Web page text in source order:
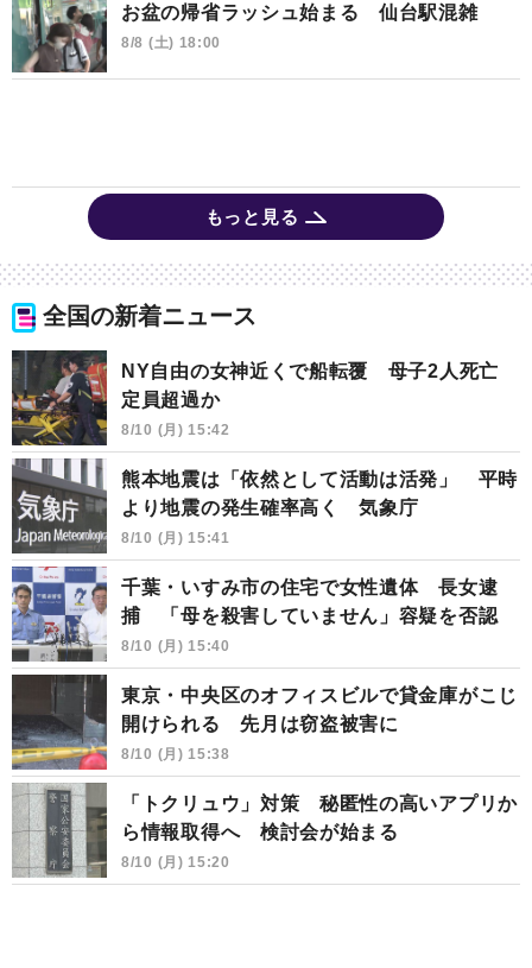
お盆の帰省ラッシュ始まる 仙台駅混雑
8/8 (土) 18:00
もっと見る
全国の新着ニュース
NY自由の女神近くで船転覆 母子2人死亡
定員超過か
8/10 (月) 15:42
熊本地震は「依然として活動は活発」 平時
より地震の発生確率高く 気象庁
8/10 (月) 15:41
千葉・いすみ市の住宅で女性遺体 長女逮
捕 「母を殺害していません」容疑を否認
8/10 (月) 15:40
東京・中央区のオフィスビルで貸金庫がこじ
開けられる 先月は窃盗被害に
8/10 (月) 15:38
「トクリュウ」対策 秘匿性の高いアプリか
ら情報取得へ 検討会が始まる
8/10 (月) 15:20